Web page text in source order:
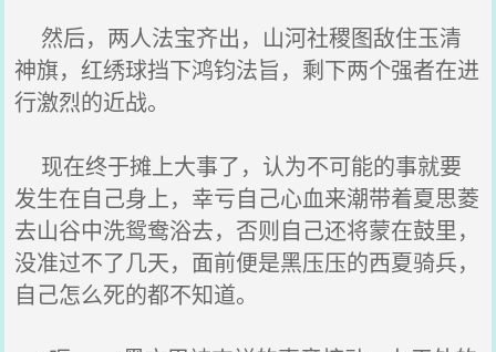
然后，两人法宝齐出，山河社稷图敌住玉清
神旗，红绣球挡下鸿钧法旨，剩下两个强者在进
行激烈的近战。
现在终于摊上大事了，认为不可能的事就要
发生在自己身上，幸亏自己心血来潮带着夏思菱
去山谷中洗鸳鸯浴去，否则自己还将蒙在鼓里，
没准过不了几天，面前便是黑压压的西夏骑兵，
自己怎么死的都不知道。